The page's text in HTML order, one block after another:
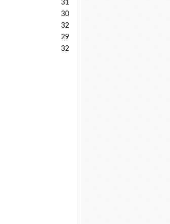
31
30
32
29
32